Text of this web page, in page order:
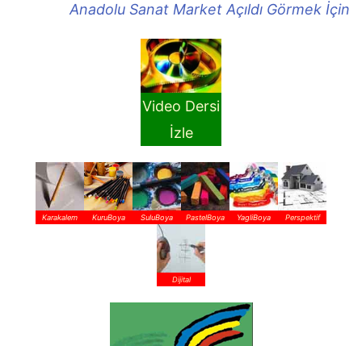
Anadolu Sanat Market Açıldı Görmek İçin
Video Dersi
İzle
Karakalem KuruBoya SuluBoya PastelBoya YagliBoya Perspektif
Dijital